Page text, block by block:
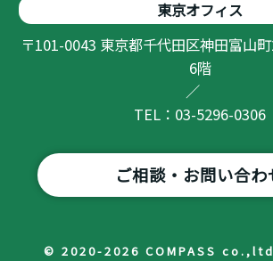
東京オフィス
〒101-0043 東京都千代田区神田富山
6階
／
TEL：03-5296-0306
ご相談・お問い合わ
© 2020-2026 COMPASS